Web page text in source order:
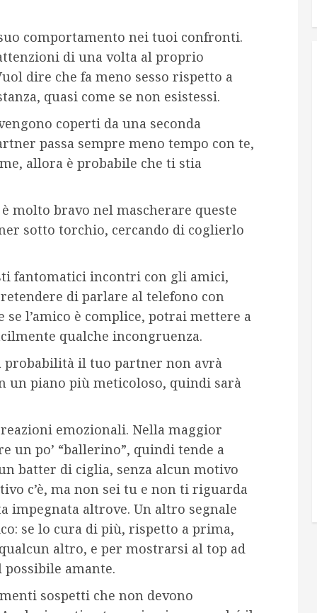
comportamento nei tuoi confronti.
di una volta al proprio
dire che fa meno sesso rispetto a
quasi come se non esistessi.
coperti da una seconda
passa sempre meno tempo con te,
allora è probabile che ti stia
molto bravo nel mascherare queste
sotto torchio, cercando di coglierlo
fantomatici incontri con gli amici,
di parlare al telefono con
l’amico è complice, potrai mettere a
qualche incongruenza.
probabilità il tuo partner non avrà
un piano più meticoloso, quindi sarà
emozionali. Nella maggior
un po’ “ballerino”, quindi tende a
batter di ciglia, senza alcun motivo
c’è, ma non sei tu e non ti riguarda
impegnata altrove. Un altro segnale
se lo cura di più, rispetto a prima,
altro, e per mostrarsi al top ad
amante.
sospetti che non devono